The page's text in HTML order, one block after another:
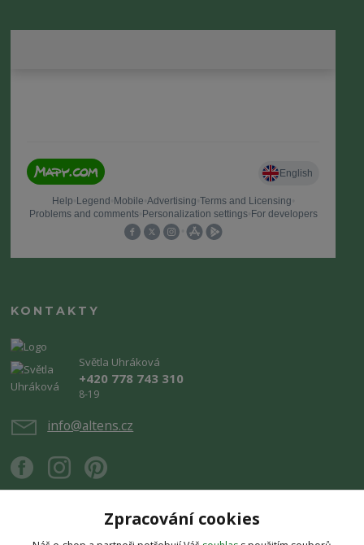
KONTAKTY
Světla Uhráková
+420 778 743 310
8-19
info@altens.cz
Zpracování cookies